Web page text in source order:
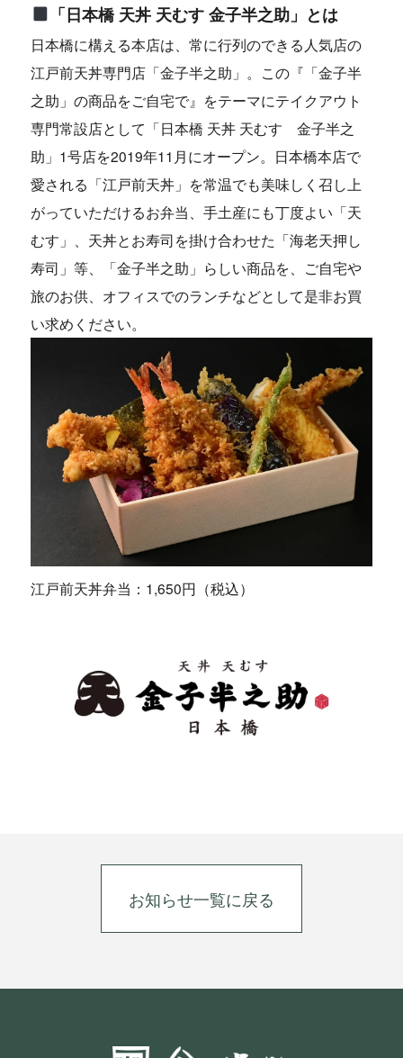
「日本橋 天丼 天むす 金子半之助」とは
日本橋に構える本店は、常に行列のできる人気店の
江戸前天丼専門店「金子半之助」。この『「金子半
之助」の商品をご自宅で』をテーマにテイクアウト
専門常設店として「日本橋 天丼 天むす 金子半之
助」1号店を2019年11月にオープン。日本橋本店で
愛される「江戸前天丼」を常温でも美味しく召し上
がっていただけるお弁当、手土産にも丁度よい「天
むす」、天丼とお寿司を掛け合わせた「海老天押し
寿司」等、「金子半之助」らしい商品を、ご自宅や
旅のお供、オフィスでのランチなどとして是非お買
い求めください。
江戸前天丼弁当：1,650円（税込）
お知らせ一覧に戻る